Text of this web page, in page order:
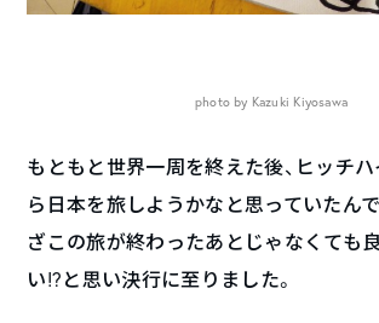
photo by Kazuki Kiyosawa
もともと世界一周を終えた後、ヒッチ
ら日本を旅しようかなと思っていたん
ざこの旅が終わったあとじゃなくても
い!?と思い決行に至りました。